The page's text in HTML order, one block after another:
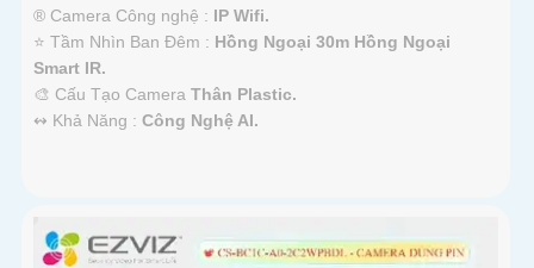
®️ Camera Công nghệ : IP Wifi.
⭐ Tầm Nhìn Ban Đêm : Hồng Ngoại 30m Hồng Ngoại
Smart IR.
🎨 Cấu Tạo Camera Thân Plastic.
️↭ Khả Năng : Công Nghệ AI.